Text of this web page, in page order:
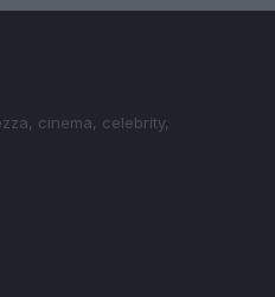
cinema, celebrity,